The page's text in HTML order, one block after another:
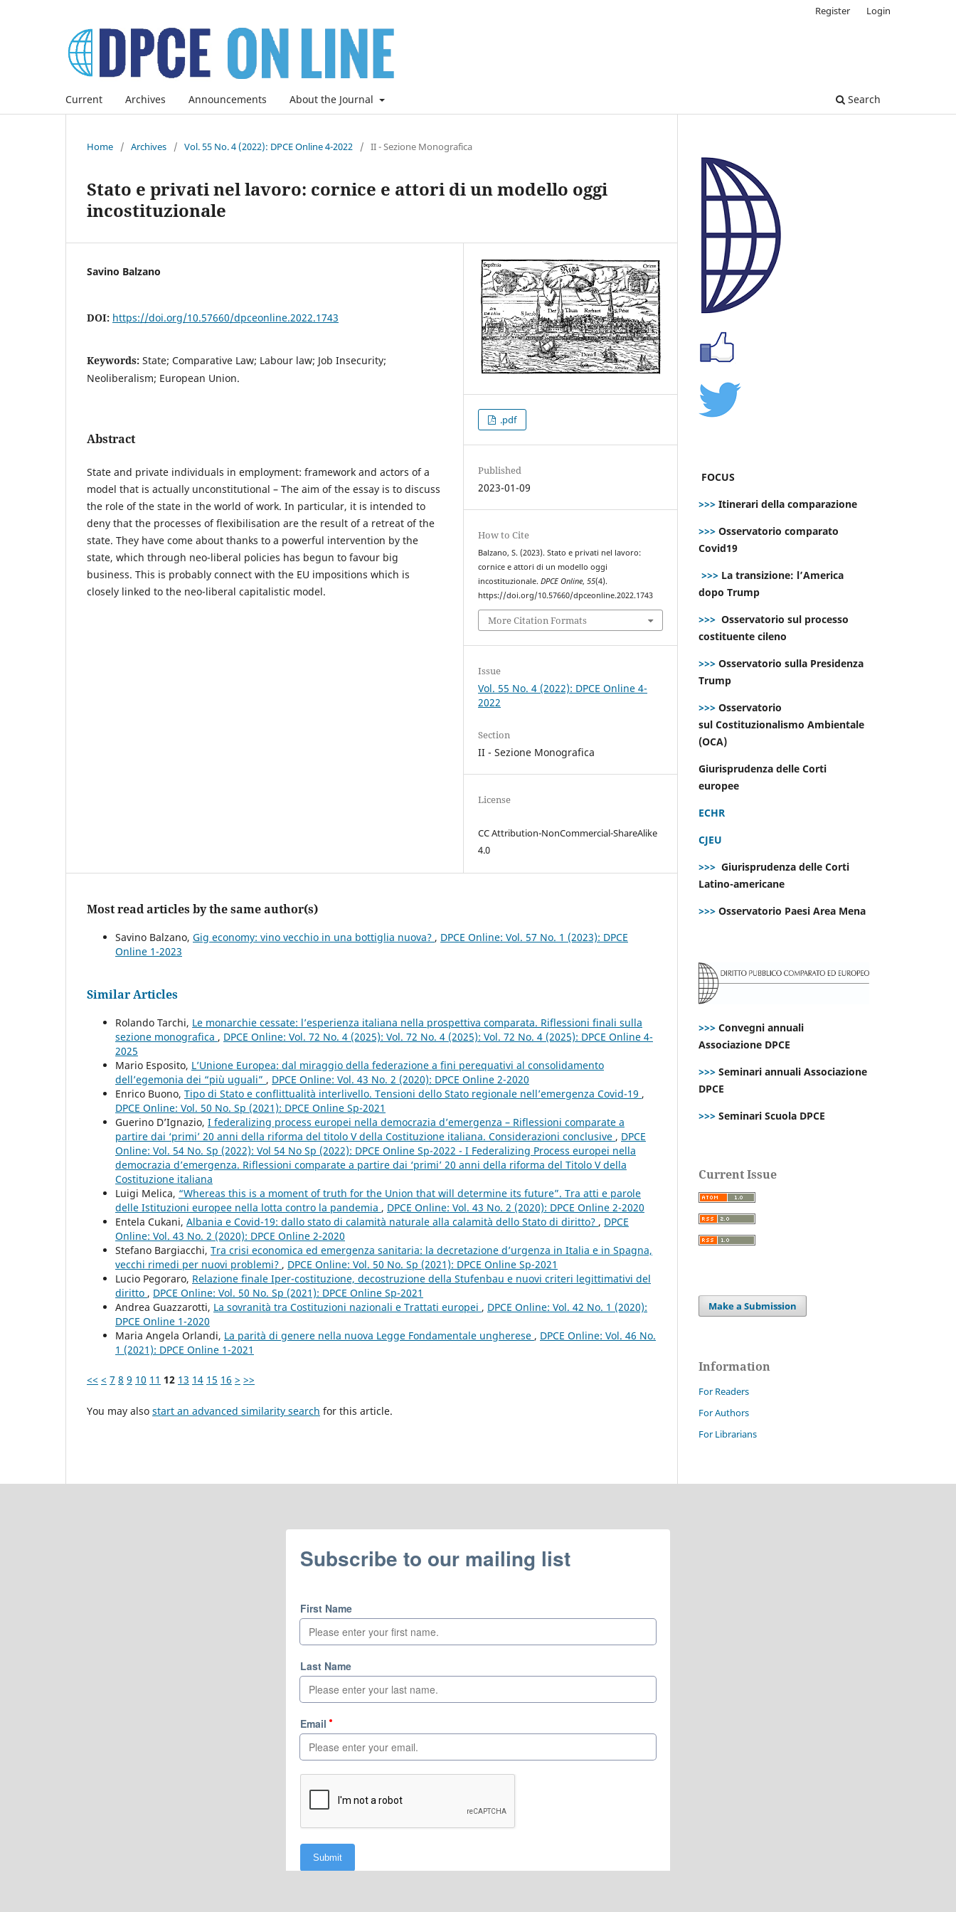
Current Archives Announcements About the Journal Search
Register Login
Home / Archives / Vol. 55 No. 4 (2022): DPCE Online 4-2022 / II - Sezione Monografica
Stato e privati nel lavoro: cornice e attori di un modello oggi
incostituzionale
Savino Balzano
DOI: https://doi.org/10.57660/dpceonline.2022.1743
Keywords: State; Comparative Law; Labour law; Job Insecurity;
Neoliberalism; European Union.
Abstract
State and private individuals in employment: framework and actors of a
model that is actually unconstitutional – The aim of the essay is to discuss
the role of the state in the world of work. In particular, it is intended to
deny that the processes of flexibilisation are the result of a retreat of the
state. They have come about thanks to a powerful intervention by the
state, which through neo-liberal policies has begun to favour big
business. This is probably connect with the EU impositions which is
closely linked to the neo-liberal capitalistic model.
.pdf
Published
2023-01-09
How to Cite
Balzano, S. (2023). Stato e privati nel lavoro:
cornice e attori di un modello oggi
incostituzionale.DPCE Online,55(4).
https://doi.org/10.57660/dpceonline.2022.1743
More Citation Formats
Issue
Vol. 55 No. 4 (2022): DPCE Online 4-
2022
Section
II - Sezione Monografica
License
CC Attribution-NonCommercial-ShareAlike
4.0
Most read articles by the same author(s)
Savino Balzano, Gig economy: vino vecchio in una bottiglia nuova? , DPCE Online: Vol. 57 No. 1 (2023): DPCE
Online 1-2023
Similar Articles
Rolando Tarchi, Le monarchie cessate: l’esperienza italiana nella prospettiva comparata. Riflessioni finali sulla
sezione monografica , DPCE Online: Vol. 72 No. 4 (2025): Vol. 72 No. 4 (2025): Vol. 72 No. 4 (2025): DPCE Online 4-
2025
Mario Esposito, L’Unione Europea: dal miraggio della federazione a fini perequativi al consolidamento
dell’egemonia dei “più uguali” , DPCE Online: Vol. 43 No. 2 (2020): DPCE Online 2-2020
Enrico Buono, Tipo di Stato e conflittualità interlivello. Tensioni dello Stato regionale nell’emergenza Covid-19 ,
DPCE Online: Vol. 50 No. Sp (2021): DPCE Online Sp-2021
Guerino D’Ignazio, I federalizing process europei nella democrazia d’emergenza – Riflessioni comparate a
partire dai ‘primi’ 20 anni della riforma del titolo V della Costituzione italiana. Considerazioni conclusive , DPCE
Online: Vol. 54 No. Sp (2022): Vol 54 No Sp (2022): DPCE Online Sp-2022 - I Federalizing Process europei nella
democrazia d’emergenza. Riflessioni comparate a partire dai ‘primi’ 20 anni della riforma del Titolo V della
Costituzione italiana
Luigi Melica, “Whereas this is a moment of truth for the Union that will determine its future”. Tra atti e parole
delle Istituzioni europee nella lotta contro la pandemia , DPCE Online: Vol. 43 No. 2 (2020): DPCE Online 2-2020
Entela Cukani, Albania e Covid-19: dallo stato di calamità naturale alla calamità dello Stato di diritto? , DPCE
Online: Vol. 43 No. 2 (2020): DPCE Online 2-2020
Stefano Bargiacchi, Tra crisi economica ed emergenza sanitaria: la decretazione d’urgenza in Italia e in Spagna,
vecchi rimedi per nuovi problemi? , DPCE Online: Vol. 50 No. Sp (2021): DPCE Online Sp-2021
Lucio Pegoraro, Relazione finale Iper-costituzione, decostruzione della Stufenbau e nuovi criteri legittimativi del
diritto , DPCE Online: Vol. 50 No. Sp (2021): DPCE Online Sp-2021
Andrea Guazzarotti, La sovranità tra Costituzioni nazionali e Trattati europei , DPCE Online: Vol. 42 No. 1 (2020):
DPCE Online 1-2020
Maria Angela Orlandi, La parità di genere nella nuova Legge Fondamentale ungherese , DPCE Online: Vol. 46 No.
1 (2021): DPCE Online 1-2021
<< < 7 8 9 10 11 12 13 14 15 16 > >>
You may also start an advanced similarity search for this article.
FOCUS
>>> Itinerari della comparazione
>>> Osservatorio comparato
Covid19
>>> La transizione: l’America
dopo Trump
>>> Osservatorio sul processo
costituente cileno
>>> Osservatorio sulla Presidenza
Trump
>>> Osservatorio
sul Costituzionalismo Ambientale
(OCA)
Giurisprudenza delle Corti
europee
ECHR
CJEU
>>> Giurisprudenza delle Corti
Latino-americane
>>> Osservatorio Paesi Area Mena
>>> Convegni annuali
Associazione DPCE
>>> Seminari annuali Associazione
DPCE
>>> Seminari Scuola DPCE
Current Issue
Make a Submission
Information
For Readers
For Authors
For Librarians